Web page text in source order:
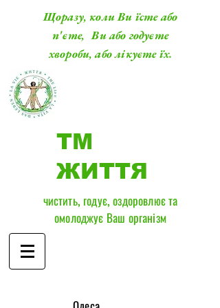
Щоразу, коли Ви їсте або
п'єте, Ви або годуєте
хвороби, або лікуєте їх.
ТМ
ЖИТТЯ
чистить, годує, оздоровлює та
омолоджує Ваш організм